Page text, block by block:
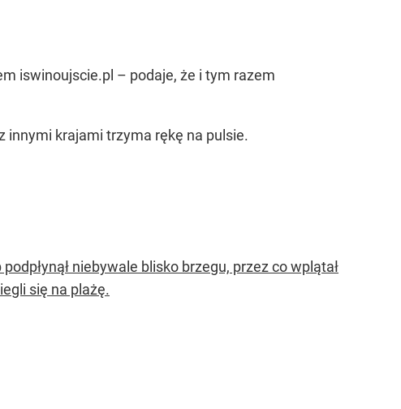
iswinoujscie.pl – podaje, że i tym razem
innymi krajami trzyma rękę na pulsie.
niebywale blisko brzegu, przez co wplątał
się na plażę.